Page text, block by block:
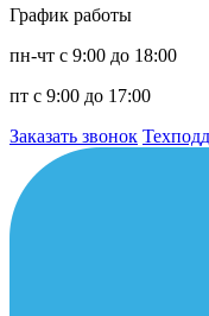
График работы
пн-чт с 9:00 до 18:00
пт с 9:00 до 17:00
Заказать звонок